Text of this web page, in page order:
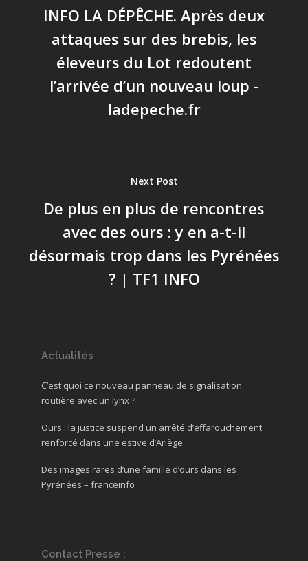
INFO LA DÉPÊCHE. Après deux
attaques sur des brebis, les
éleveurs du Lot redoutent
l’arrivée d’un nouveau loup -
ladepeche.fr
Next Post
De plus en plus de rencontres
avec des ours : y en a-t-il
désormais trop dans les Pyrénées
? | TF1 INFO
Actualités
C’est quoi ce nouveau panneau de signalisation
routière avec un lynx ?
Ours : la justice suspend un arrêté d’effarouchement
renforcé dans une estive d’Ariège
Des images rares d’une famille d’ours dans les
Pyrénées – franceinfo
Contact Presse :